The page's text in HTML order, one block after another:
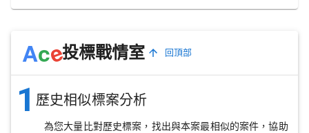
Ace投標戰情室 回頂部
1 歷史相似標案分析
為您大量比對歷史標案，找出與本案最相似的案件，協助